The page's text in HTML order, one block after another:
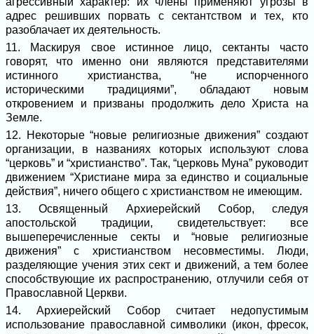
адрес решивших порвать с сектантством и тех, кто
разоблачает их деятельность.
11. Маскируя свое истинное лицо, сектанты часто
говорят, что именно они являются представителями
истинного христианства, “не испорченного
историческими традициями”, обладают новым
откровением и призваны продолжить дело Христа на
Земле.
12. Некоторые “новые религиозные движения” создают
организации, в названиях которых используют слова
“церковь” и “христианство”. Так, “церковь Муна” руководит
движением “Христиане мира за единство и социальные
действия”, ничего общего с христианством не имеющим.
13. Освященный Архиерейский Собор, следуя
апостольской традиции, свидетельствует: все
вышеперечисленные секты и “новые религиозные
движения” с христианством несовместимы. Люди,
разделяющие учения этих сект и движений, а тем более
способствующие их распространению, отлучили себя от
Православной Церкви.
14. Архиерейский Собор считает недопустимым
использование православной символики (икон, фресок,